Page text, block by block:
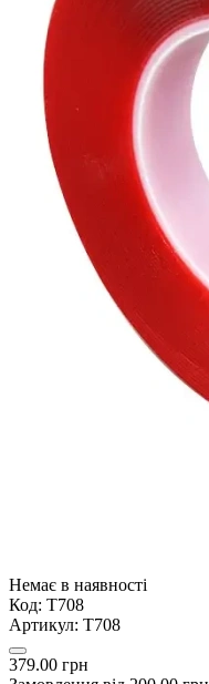
Немає в наявності
Код: Т708
Артикул: Т708
379.00 грн